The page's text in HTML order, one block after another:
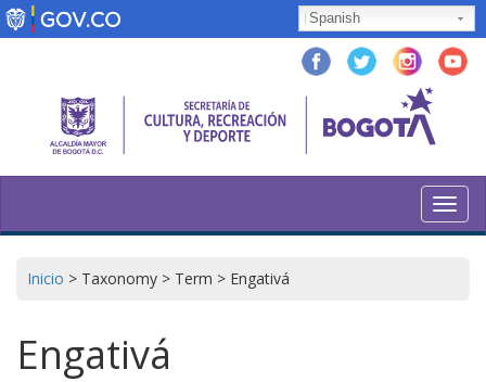
Pasar
al
Spanish
Inicio > Taxonomy > Term > Engativá
Engativá